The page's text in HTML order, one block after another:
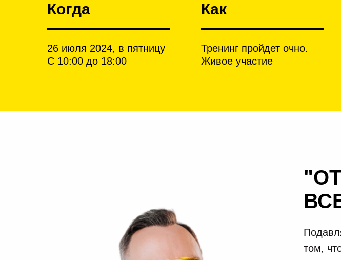
Когда
26 июля 2024, в пятницу
С 10:00 до 18:00
Как
Тренинг пройдет очно.
Живое участие
том,